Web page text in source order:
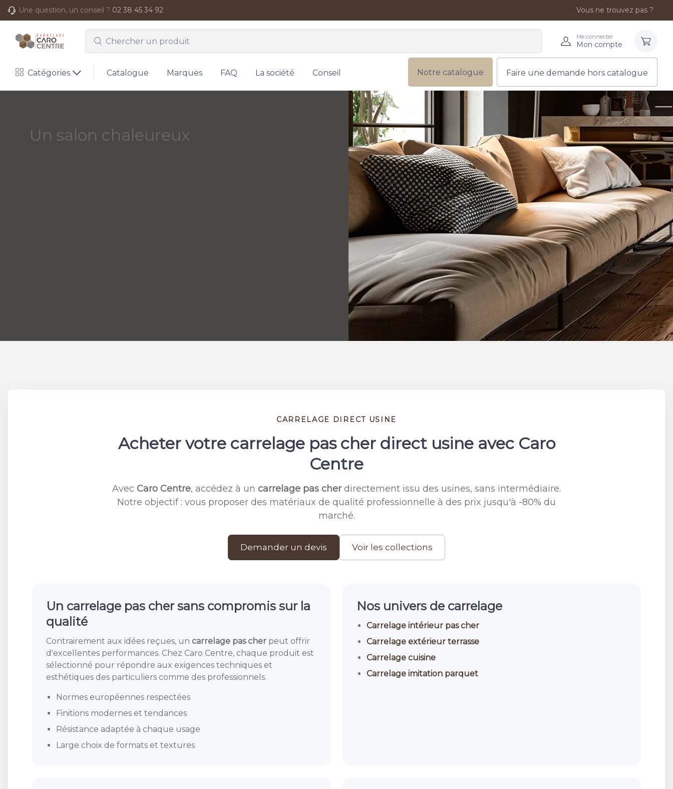
Une question, un conseil ? 02 38 45 34 92 Vous ne trouvez pas ?
Me connecter
Mon compte
Catégories Catalogue Marques FAQ La société Conseil Notre catalogue Faire une demande hors catalogue
Un salon chaleureux
Du parquet ? on s'y tromperait !
L'aspect bois donne une ambiance chaleureuse et douillette à un salon confortable
CARRELAGE DIRECT USINE
Acheter votre carrelage pas cher direct usine avec Caro
Centre
Avec Caro Centre, accédez à un carrelage pas cherdirectement issu des usines, sans intermédiaire.
Notre objectif : vous proposer des matériaux de qualité professionnelle à des prix jusqu'à -80% du
marché.
Demander un devis Voir les collections
Un carrelage pas cher sans compromis sur la
qualité
Contrairement aux idées reçues, un carrelage pas cher peut offrir
d'excellentes performances. Chez Caro Centre, chaque produit est
sélectionné pour répondre aux exigences techniques et
esthétiques des particuliers comme des professionnels.
Normes européennes respectées
Finitions modernes et tendances
Résistance adaptée à chaque usage
Large choix de formats et textures
Nos univers de carrelage
Carrelage intérieur pas cher
Carrelage extérieur terrasse
Carrelage cuisine
Carrelage imitation parquet